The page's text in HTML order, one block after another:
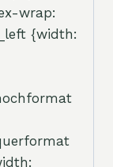
wrap:
{width: